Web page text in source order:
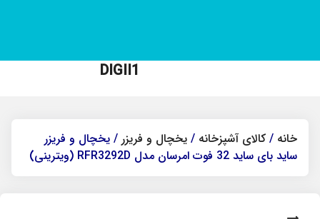
DIGII1
خانه / کالای آشپزخانه / یخچال و فریزر / یخچال و فریزر
ساید بای ساید 32 فوت امرسان مدل RFR3292D (ویترینی)